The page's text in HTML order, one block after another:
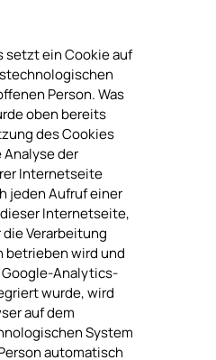
setzt ein Cookie auf
Person. Was
oben bereits
des Cookies
der
Internetseite
jeden Aufruf einer
Internetseite,
Verarbeitung
betrieben wird und
Analytics-
wurde, wird
auf dem
System
automatisch